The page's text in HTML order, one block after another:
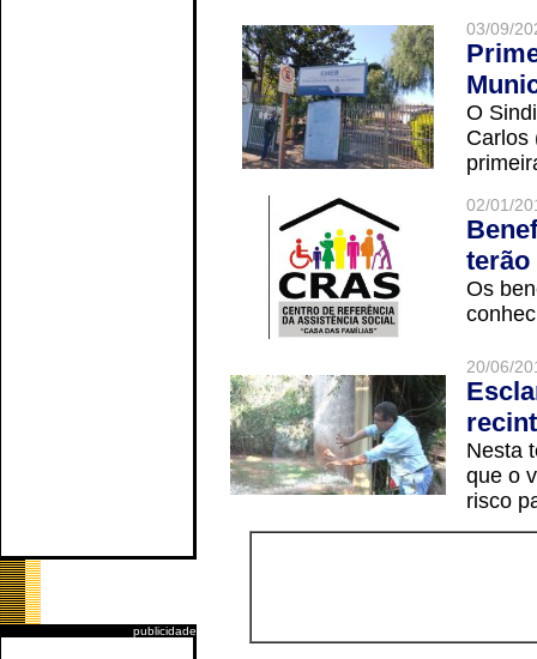
publicidade
03/09/
O
Carlos
02/01/
terão
Os
20/06/
Nesta
que o
risco